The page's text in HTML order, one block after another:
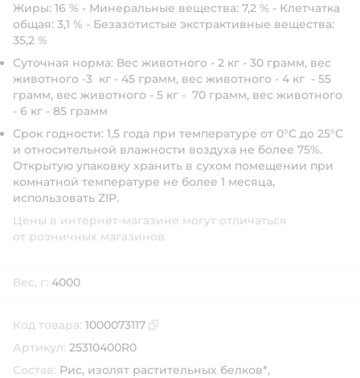
Жиры: 16 % - Минеральные вещества: 7,2 % - Клетчатка
общая: 3,1 % - Безазотистые экстрактивные вещества:
35,2 %
Суточная норма: Вес животного - 2 кг - 30 грамм, вес
животного -3 кг - 45 грамм, вес животного - 4 кг - 55
грамм, вес животного - 5 кг - 70 грамм, вес животного
- 6 кг - 85 грамм
Срок годности: 1,5 года при температуре от 0°С до 25°С
и относительной влажности воздуха не более 75%.
Открытую упаковку хранить в сухом помещении при
комнатной температуре не более 1 месяца,
использовать ZIP.
Цены в интернет-магазине могут отличаться
от розничных магазинов.
Вес, г: 4000
Код товара: 1000073117
Артикул: 25310400R0
Состав: Рис, изолят растительных белков*,